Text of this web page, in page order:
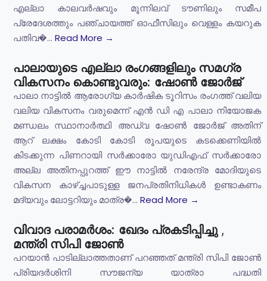
എല്ലാ കാലവർഷവും മൂന്നിലവ് ടൗണിലും സമീപ
പ്രേദേശത്തും പഞ്ചായത്ത് ഓഫീസിലും വെള്ളം കയറുക
പതിവ�... Read More →
പാലായുടെ എല്ലാ രംഗങ്ങളിലും സമഗ്ര
വികസനം കൊണ്ടുവരും: ഷോൺ ജോർജ്
പാലാ നാട്ടിൽ ആരോഗ്യ കാർഷിക ടൂറിസം രംഗത്ത് വലിയ
വലിയ വികസനം വരുമെന്ന് എൻ ഡി എ പാലാ നിയോജക
മണ്ഡലം സ്ഥാനാർത്ഥി അഡ്വ ഷോൺ ജോർജ് അതിന്
ആറ് ലക്ഷം കോടി കോടി രൂപയുടെ കടക്കെണിയിൽ
കിടക്കുന്ന പിണറായി സർക്കാരോ യുഡിഎഫ് സർക്കാരോ
അല്ല അതിനപ്പുറത്ത് ഈ നാട്ടിൽ നരേന്ദ്ര മോദിയുടെ
വികസന കാഴ്ച്ചപാടുള്ള ജനപ്രതിനിധികൾ ഉണ്ടാകണം
മദ്യവും ലോട്ടറിയും മാത്ര�... Read More →
വിവാദ പരാമർശം: ഖേദം പ്രകടിപ്പിച്ചു ,
മന്ത്രി സിപി ജോൺ
പറയാൻ പാടില്ലാത്തതാണ് പറഞ്ഞത് മന്ത്രി സിപി ജോൺ
പ്രിയദർശിനി സൗജന്യ യാത്രാ പദ്ധതി